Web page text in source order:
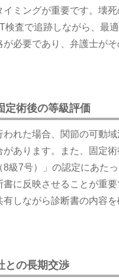
ミングが重要です。壊
検査で追跡しながら、最
が必要であり、弁護士が
術後の等級評価
われた場合、関節の可動
があります。また、固定
8級7号）」の認定にあた
書に反映させることが重
有しながら診断書の内容を
の長期交渉